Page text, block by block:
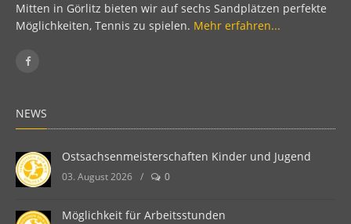
Mitten in Görlitz bieten wir auf sechs Sandplätzen perfekte
Möglichkeiten, Tennis zu spielen. Mehr erfahren...
NEWS
Ostsachsenmeisterschaften Kinder und Jugend
03. August 2026 / 0
Möglichkeit für Arbeitsstunden